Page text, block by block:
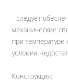
- следует
механические
при
условии
Конструкция: